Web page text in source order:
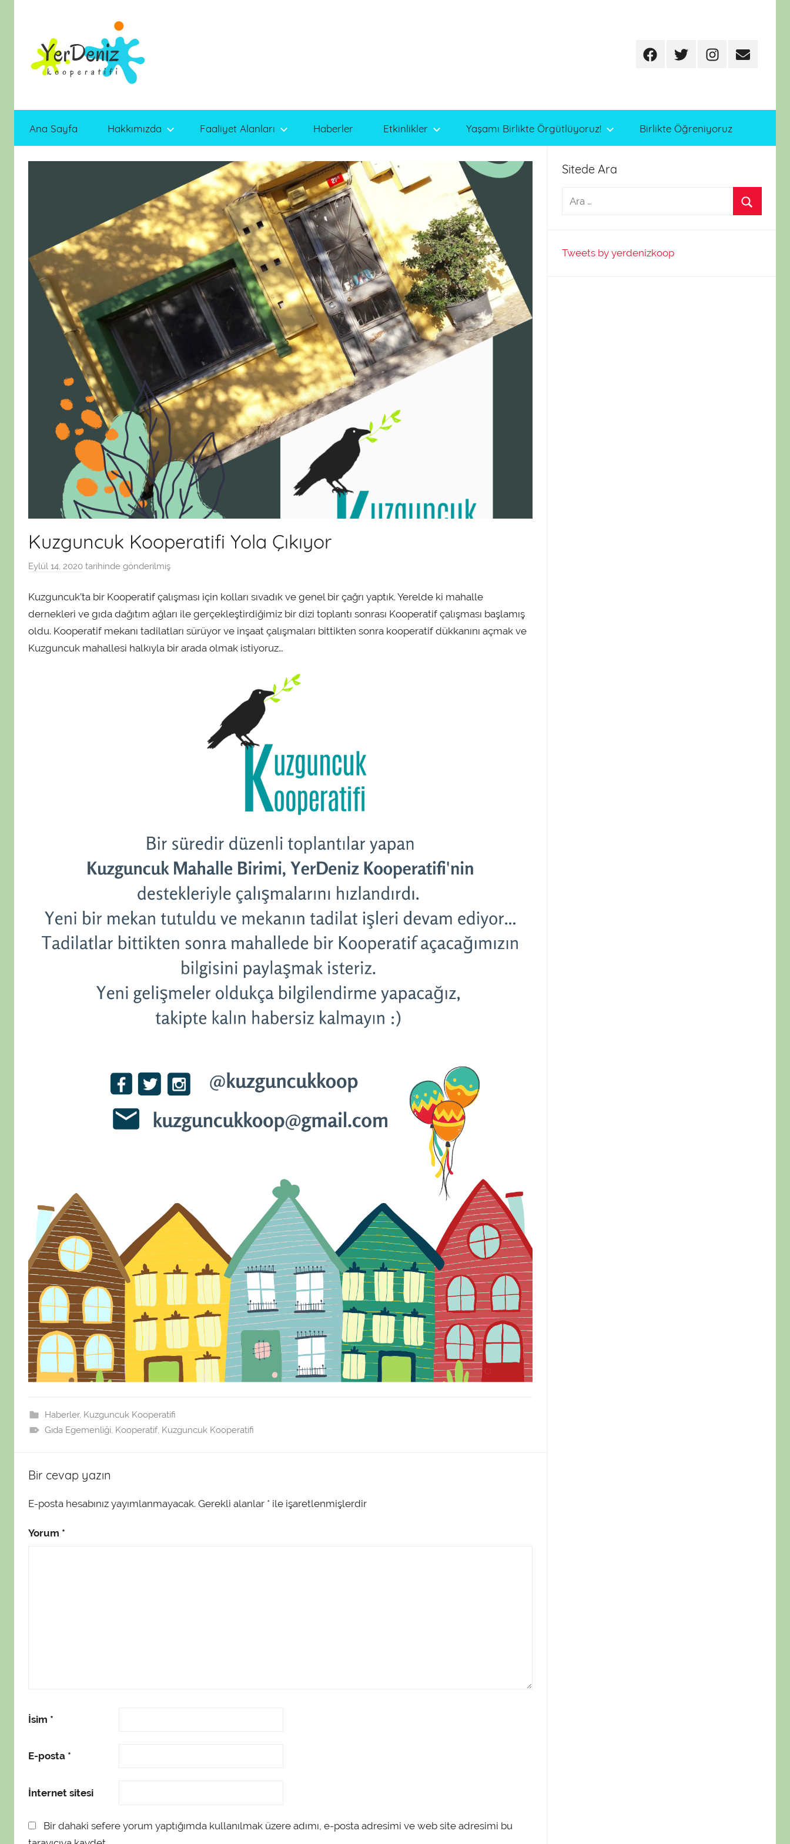
FacebookTwitterInstagram
E-
Ana Sayfa Hakkımızda Faaliyet Alanları Haberler Etkinlikler Yaşamı Birlikte Örgütlüyoruz! Birlikte Öğreniyoruz
Kuzguncuk Kooperatifi Yola Çıkıyor
Eylül 14, 2020 tarihinde gönderilmiş
m
i
n
Kuzguncuk’ta bir Kooperatif çalışması için kolları sıvadık ve genel bir çağrı yaptık. Yerelde ki mahalle
dernekleri ve gıda dağıtım ağları ile gerçekleştirdiğimiz bir dizi toplantı sonrası Kooperatif çalışması başlamış
oldu. Kooperatif mekanı tadilatları sürüyor ve inşaat çalışmaları bittikten sonra kooperatif dükkanını açmak ve
Kuzguncuk mahallesi halkıyla bir arada olmak istiyoruz…
Haberler, Kuzguncuk Kooperatifi
Gıda Egemenliği, Kooperatif, Kuzguncuk Kooperatifi
Bir cevap yazın
E-posta hesabınız yayımlanmayacak. Gerekli alanlar * ile işaretlenmişlerdir
Yorum *
İsim *
E-posta *
İnternet sitesi
Bir dahaki sefere yorum yaptığımda kullanılmak üzere adımı, e-posta adresimi ve web site adresimi bu
Sitede Ara
Tweets by yerdenizkoop